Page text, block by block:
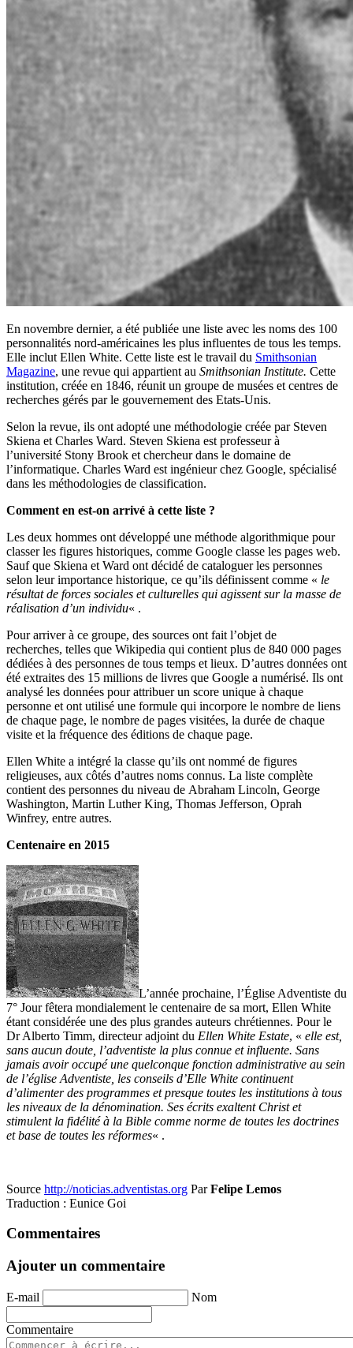
En novembre dernier, a été publiée une liste avec les noms des 100
personnalités nord-américaines les plus influentes de tous les temps.
Elle inclut Ellen White. Cette liste est le travail du Smithsonian
Magazine, une revue qui appartient au Smithsonian Institute. Cette
institution, créée en 1846, réunit un groupe de musées et centres de
recherches gérés par le gouvernement des Etats-Unis.
Selon la revue, ils ont adopté une méthodologie créée par Steven
Skiena et Charles Ward. Steven Skiena est professeur à
l’université Stony Brook et chercheur dans le domaine de
l’informatique. Charles Ward est ingénieur chez Google, spécialisé
dans les méthodologies de classification.
Comment en est-on arrivé à cette liste ?
Les deux hommes ont développé une méthode algorithmique pour
classer les figures historiques, comme Google classe les pages web.
Sauf que Skiena et Ward ont décidé de cataloguer les personnes
selon leur importance historique, ce qu’ils définissent comme « le
résultat de forces sociales et culturelles qui agissent sur la masse de
réalisation d’un individu« .
Pour arriver à ce groupe, des sources ont fait l’objet de
recherches, telles que Wikipedia qui contient plus de 840 000 pages
dédiées à des personnes de tous temps et lieux. D’autres données ont
été extraites des 15 millions de livres que Google a numérisé. Ils ont
analysé les données pour attribuer un score unique à chaque
personne et ont utilisé une formule qui incorpore le nombre de liens
de chaque page, le nombre de pages visitées, la durée de chaque
visite et la fréquence des éditions de chaque page.
Ellen White a intégré la classe qu’ils ont nommé de figures
religieuses, aux côtés d’autres noms connus. La liste complète
contient des personnes du niveau de Abraham Lincoln, George
Washington, Martin Luther King, Thomas Jefferson, Oprah
Winfrey, entre autres.
Centenaire en 2015
L’année prochaine, l’Église Adventiste du
7° Jour fêtera mondialement le centenaire de sa mort, Ellen White
étant considérée une des plus grandes auteurs chrétiennes. Pour le
Dr Alberto Timm, directeur adjoint du Ellen White Estate, « elle est,
sans aucun doute, l’adventiste la plus connue et influente. Sans
jamais avoir occupé une quelconque fonction administrative au sein
de l’église Adventiste, les conseils d’Elle White continuent
d’alimenter des programmes et presque toutes les institutions à tous
les niveaux de la dénomination. Ses écrits exaltent Christ et
stimulent la fidélité à la Bible comme norme de toutes les doctrines
et base de toutes les réformes« .
Source http://noticias.adventistas.org ParFelipe Lemos
Traduction : Eunice Goi
Commentaires
Ajouter un commentaire
E-mail Nom
Commentaire